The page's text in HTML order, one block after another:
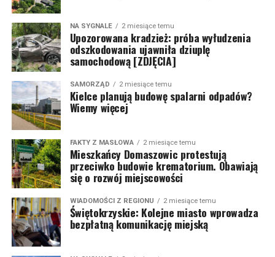
NA SYGNALE 2 miesiące temu
Upozorowana kradzież: próba wyłudzenia
odszkodowania ujawniła dziuplę
samochodową [ZDJĘCIA]
SAMORZĄD 2 miesiące temu
Kielce planują budowę spalarni odpadów?
Wiemy więcej
FAKTY Z MASŁOWA 2 miesiące temu
Mieszkańcy Domaszowic protestują
przeciwko budowie krematorium. Obawiają
się o rozwój miejscowości
WIADOMOŚCI Z REGIONU 2 miesiące temu
Świętokrzyskie: Kolejne miasto wprowadza
bezpłatną komunikację miejską